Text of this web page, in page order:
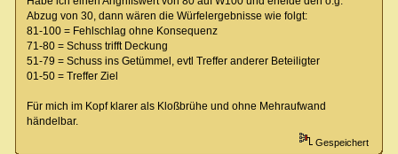
Abzug von 30, dann wären die Würfelergebnisse wie folgt:
81-100 = Fehlschlag ohne Konsequenz
71-80 = Schuss trifft Deckung
51-79 = Schuss ins Getümmel, evtl Treffer anderer Beteiligter
01-50 = Treffer Ziel
Für mich im Kopf klarer als Kloßbrühe und ohne Mehraufwand
händelbar.
Gespeichert